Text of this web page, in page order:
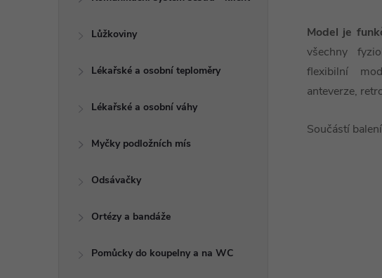
Lůžkoviny
Lékařské a osobní teploměry
Lékařské a osobní váhy
Myčky podložních mís
Odsávačky
Ortézy a bandáže
Pomůcky do koupelny a na WC
Model je
všechny
flexibilní
anteverze,
Součástí